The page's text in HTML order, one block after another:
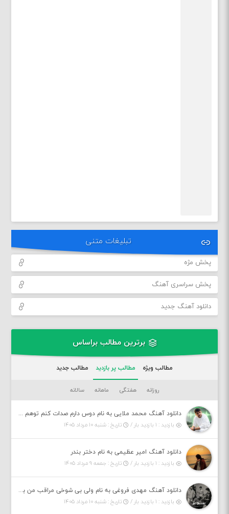
تبلیغات متنی
پخش مژه
پخش سراسری آهنگ
دانلود آهنگ جدید
برترین مطالب براساس
مطالب ویژه مطالب پر بازدید مطالب جدید
روزانه هفتگی ماهانه سالانه
دانلود آهنگ محمد ملایی به نام دوس دارم صدات کنم توهم بگی جونم نیمه پنهونم
بازدید : ۱ بازدید بار /
تاریخ : شنبه ۱۰ مرداد ۱۴۰۵
دانلود آهنگ امیر عظیمی به نام دختر بندر
بازدید : ۱ بازدید بار /
تاریخ : جمعه ۹ مرداد ۱۴۰۵
دانلود آهنگ مهدی فروغی به نام ولی بی شوخی مراقب من باش
بازدید : ۱ بازدید بار /
تاریخ : شنبه ۱۰ مرداد ۱۴۰۵